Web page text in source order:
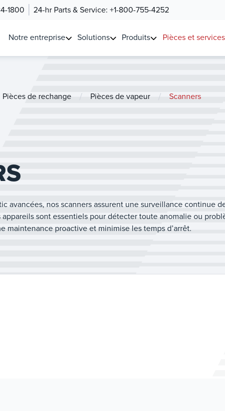
1800 24-hr Parts & Service: +1-800-755-4252
Notre entreprise Solutions Produits Pièces et services
Pièces de rechange / Pièces de vapeur / Scanners
avancées, nos scanners assurent une surveillance continue
sont essentiels pour détecter toute anomalie ou
maintenance proactive et minimise les temps d’arrêt.